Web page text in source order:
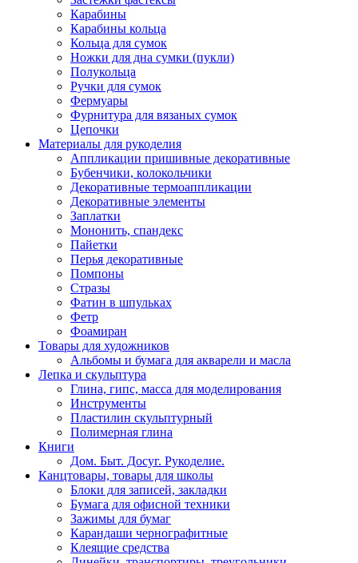
Карабины
Карабины кольца
Кольца для сумок
Ножки для дна сумки (пукли)
Полукольца
Ручки для сумок
Фермуары
Фурнитура для вязаных сумок
Цепочки
Материалы для рукоделия
Аппликации пришивные декоративные
Бубенчики, колокольчики
Декоративные термоаппликации
Декоративные элементы
Заплатки
Мононить, спандекс
Пайетки
Перья декоративные
Помпоны
Стразы
Фатин в шпульках
Фетр
Фоамиран
Товары для художников
Альбомы и бумага для акварели и масла
Лепка и скульптура
Глина, гипс, масса для моделирования
Инструменты
Пластилин скульптурный
Полимерная глина
Книги
Дом. Быт. Досуг. Рукоделие.
Канцтовары, товары для школы
Блоки для записей, закладки
Бумага для офисной техники
Зажимы для бумаг
Карандаши чернографитные
Клеящие средства